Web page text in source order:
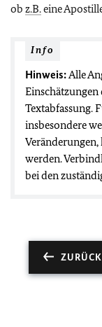
ob z.B.eine
Info
Hinweis: Alle
Textabfassung.
insbesondere
werden.
bei den